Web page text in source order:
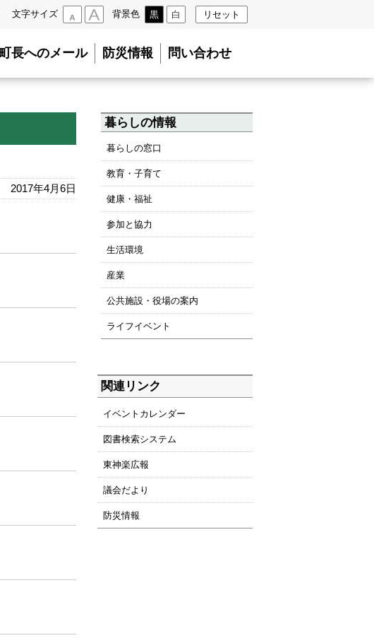
文字サイズ
背景色 黒 白 リセット
町長へのメール 防災情報 問い合わせ
2017年4月6日
暮らしの情報
暮らしの窓口
教育・子育て
健康・福祉
参加と協力
生活環境
産業
公共施設・役場の案内
ライフイベント
関連リンク
イベントカレンダー
図書検索システム
東神楽広報
議会だより
防災情報